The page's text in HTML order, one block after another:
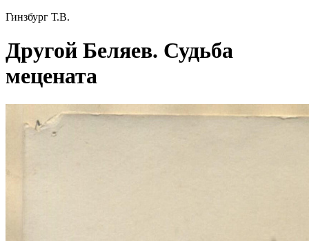
Гинзбург Т.В.
Другой Беляев. Судьба
мецената